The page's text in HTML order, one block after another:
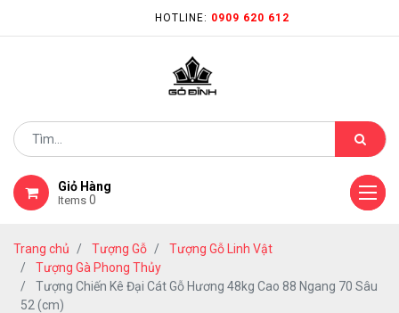
HOTLINE: 0909 620 612
Giỏ Hàng
Items 0
Trang chủ Tượng Gỗ
Tượng Gỗ Linh Vật
Tượng Gà Phong Thủy
Tượng Chiến Kê Đại Cát Gỗ Hương 48kg Cao 88 Ngang 70 Sâu
52 (cm)